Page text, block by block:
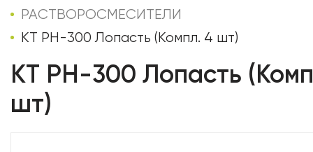
РАСТВОРОСМЕСИТЕЛИ
КТ РН-300 Лопасть (Компл. 4 шт)
КТ РН-300 Лопасть
шт)